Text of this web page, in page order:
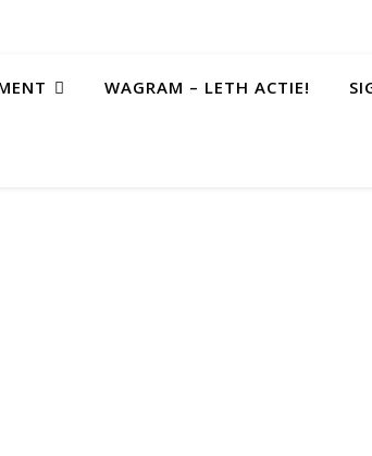
WAGRAM – LETH ACTIE!